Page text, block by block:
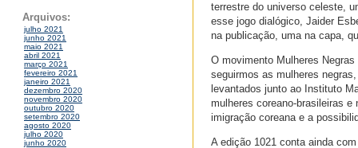
Arquivos:
julho 2021
junho 2021
maio 2021
abril 2021
março 2021
fevereiro 2021
janeiro 2021
dezembro 2020
novembro 2020
outubro 2020
setembro 2020
agosto 2020
julho 2020
junho 2020
terrestre do universo celeste,
esse jogo dialógico, Jaider
na publicação, uma na capa,
O movimento Mulheres
seguirmos as mulheres
levantados junto ao Instituto
mulheres coreano-brasileiras
imigração coreana e a
A edição 1021 conta ainda